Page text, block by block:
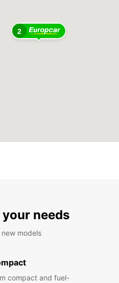
2
needs
models
compact and fuel-